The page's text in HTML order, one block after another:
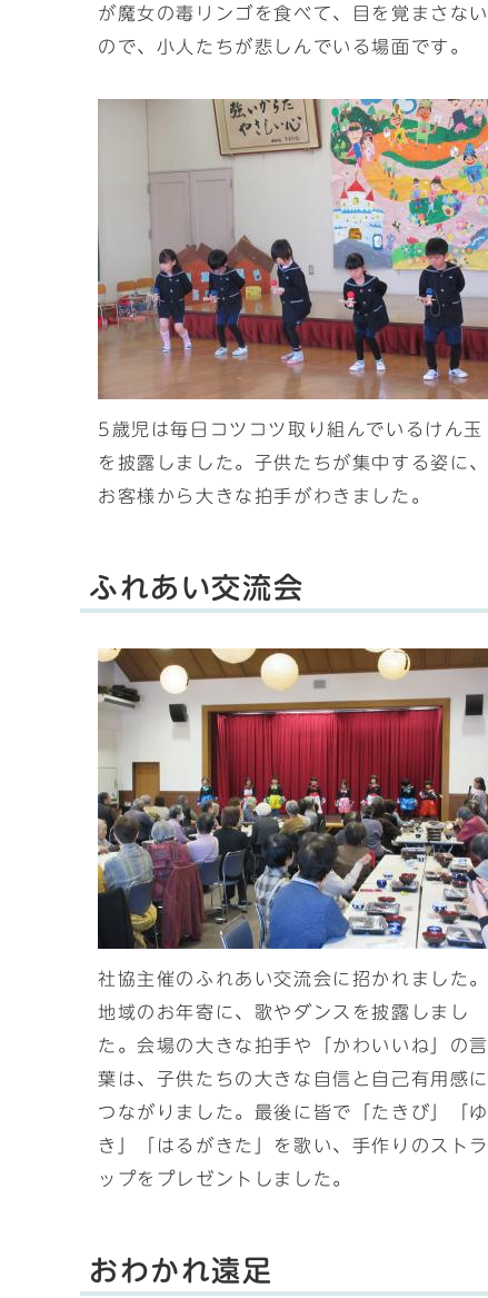
が魔女の毒リンゴを食べて、目を覚まさない
ので、小人たちが悲しんでいる場面です。
5歳児は毎日コツコツ取り組んでいるけん玉
を披露しました。子供たちが集中する姿に、
お客様から大きな拍手がわきました。
ふれあい交流会
社協主催のふれあい交流会に招かれました。
地域のお年寄に、歌やダンスを披露しまし
た。会場の大きな拍手や「かわいいね」の言
葉は、子供たちの大きな自信と自己有用感に
つながりました。最後に皆で「たきび」「ゆ
き」「はるがきた」を歌い、手作りのストラ
ップをプレゼントしました。
おわかれ遠足